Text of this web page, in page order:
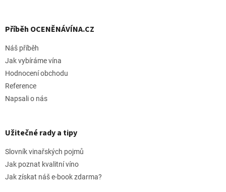
Příběh OCENĚNÁVÍNA.CZ
Náš příběh
Jak vybíráme vína
Hodnocení obchodu
Reference
Napsali o nás
Užitečné rady a tipy
Slovník vinařských pojmů
Jak poznat kvalitní víno
Jak získat náš e-book zdarma?